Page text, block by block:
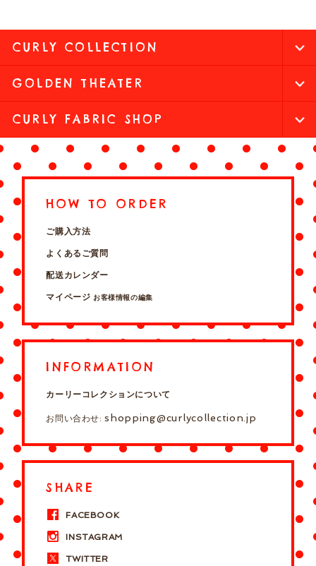
CURLY COLLECTION
GOLDEN THEATER
CURLY FABRIC SHOP
HOW TO ORDER
ご購入方法
よくあるご質問
配送カレンダー
マイページ お客様情報の編集
INFORMATION
カーリーコレクションについて
お問い合わせ:shopping@curlycollection.jp
SHARE
FACEBOOK
INSTAGRAM
TWITTER